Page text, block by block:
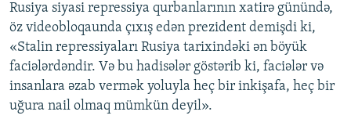
Rusiya siyasi repressiya qurbanlarının xatirə günündə,
öz videobloqaunda çıxış edən prezident demişdi ki,
«Stalin repressiyaları Rusiya tarixindəki ən böyük
faciələrdəndir. Və bu hadisələr göstərib ki, faciələr və
insanlara əzab vermək yoluyla heç bir inkişafa, heç bir
uğura nail olmaq mümkün deyil».